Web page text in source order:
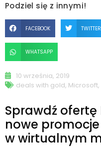
Podziel się z innymi!
FACEBOOK TWITTER
WHATSAPP
10 września, 2019
deals with gold, Microsoft,
Sprawdź ofertę
nowe
w wirtualnym